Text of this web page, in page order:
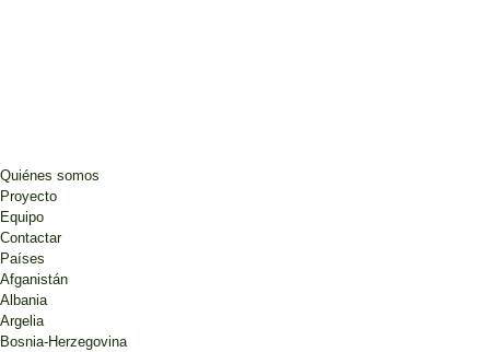
Quiénes somos
Proyecto
Equipo
Contactar
Países
Afganistán
Albania
Argelia
Bosnia-Herzegovina